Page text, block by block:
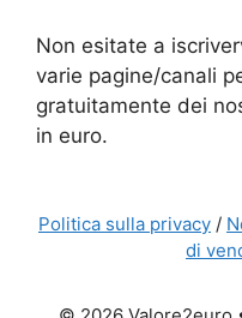
Non esitate a
varie pagine/canali
gratuitamente dei
in euro.
Politica sulla privacy /
di